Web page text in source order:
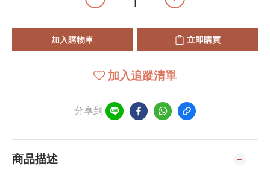
加入購物車 立即購買
加入追蹤清單
分享到
商品描述